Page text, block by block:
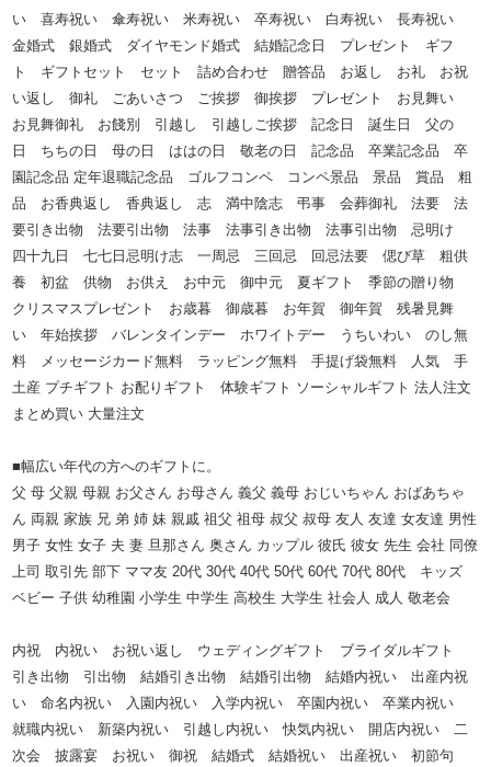
い 喜寿祝い 傘寿祝い 米寿祝い 卒寿祝い 白寿祝い 長寿祝い
金婚式 銀婚式 ダイヤモンド婚式 結婚記念日 プレゼント ギフ
ト ギフトセット セット 詰め合わせ 贈答品 お返し お礼 お祝
い返し 御礼 ごあいさつ ご挨拶 御挨拶 プレゼント お見舞い
お見舞御礼 お餞別 引越し 引越しご挨拶 記念日 誕生日 父の
日 ちちの日 母の日 ははの日 敬老の日 記念品 卒業記念品 卒
園記念品 定年退職記念品 ゴルフコンペ コンペ景品 景品 賞品 粗
品 お香典返し 香典返し 志 満中陰志 弔事 会葬御礼 法要 法
要引き出物 法要引出物 法事 法事引き出物 法事引出物 忌明け
四十九日 七七日忌明け志 一周忌 三回忌 回忌法要 偲び草 粗供
養 初盆 供物 お供え お中元 御中元 夏ギフト 季節の贈り物
クリスマスプレゼント お歳暮 御歳暮 お年賀 御年賀 残暑見舞
い 年始挨拶 バレンタインデー ホワイトデー うちいわい のし無
料 メッセージカード無料 ラッピング無料 手提げ袋無料 人気 手
土産 プチギフト お配りギフト 体験ギフト ソーシャルギフト 法人注文
まとめ買い 大量注文
■幅広い年代の方へのギフトに。
父 母 父親 母親 お父さん お母さん 義父 義母 おじいちゃん おばあちゃ
ん 両親 家族 兄 弟 姉 妹 親戚 祖父 祖母 叔父 叔母 友人 友達 女友達 男性
男子 女性 女子 夫 妻 旦那さん 奥さん カップル 彼氏 彼女 先生 会社 同僚
上司 取引先 部下 ママ友 20代 30代 40代 50代 60代 70代 80代 キッズ
ベビー 子供 幼稚園 小学生 中学生 高校生 大学生 社会人 成人 敬老会
内祝 内祝い お祝い返し ウェディングギフト ブライダルギフト
引き出物 引出物 結婚引き出物 結婚引出物 結婚内祝い 出産内祝
い 命名内祝い 入園内祝い 入学内祝い 卒園内祝い 卒業内祝い
就職内祝い 新築内祝い 引越し内祝い 快気内祝い 開店内祝い 二
次会 披露宴 お祝い 御祝 結婚式 結婚祝い 出産祝い 初節句